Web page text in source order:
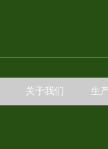
关于我们 生